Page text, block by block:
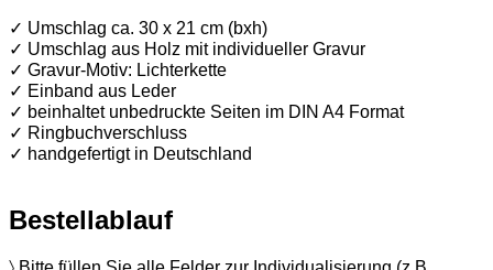
✓ Umschlag ca. 30 x 21 cm (bxh)
✓ Umschlag aus Holz mit individueller Gravur
✓ Gravur-Motiv: Lichterkette
✓ Einband aus Leder
✓ beinhaltet unbedruckte Seiten im DIN A4 Format
✓ Ringbuchverschluss
✓ handgefertigt in Deutschland
Bestellablauf